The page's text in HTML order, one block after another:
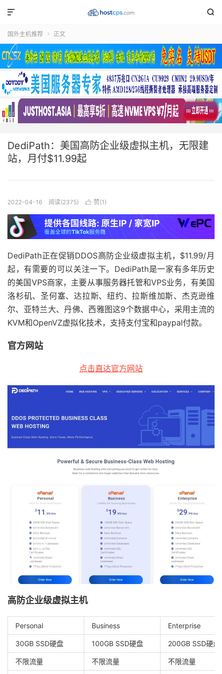


国外主机推荐  正文
DediPath：美国高防企业级虚拟主机，无限建
站，月付$11.99起
2022-04-16 阅读(2375)  赞(1 )
DediPath正在促销DDOS高防企业级虚拟主机，$11.99/月
起，有需要的可以关注一下。DediPath是一家有多年历史
的美国VPS商家，主要从事服务器托管和VPS业务，有美国
洛杉矶、圣何塞、达拉斯、纽约、拉斯维加斯、杰克逊维
尔、亚特兰大、丹佛、西雅图这9个数据中心，采用主流的
KVM和OpenVZ虚拟化技术，支持支付宝和paypal付款。
官方网站
点击直达官方网站
高防企业级虚拟主机
Personal Business Enterprise
30GB SSD硬盘 100GB SSD硬盘 200GB SSD硬盘
不限流量 不限流量 不限流量